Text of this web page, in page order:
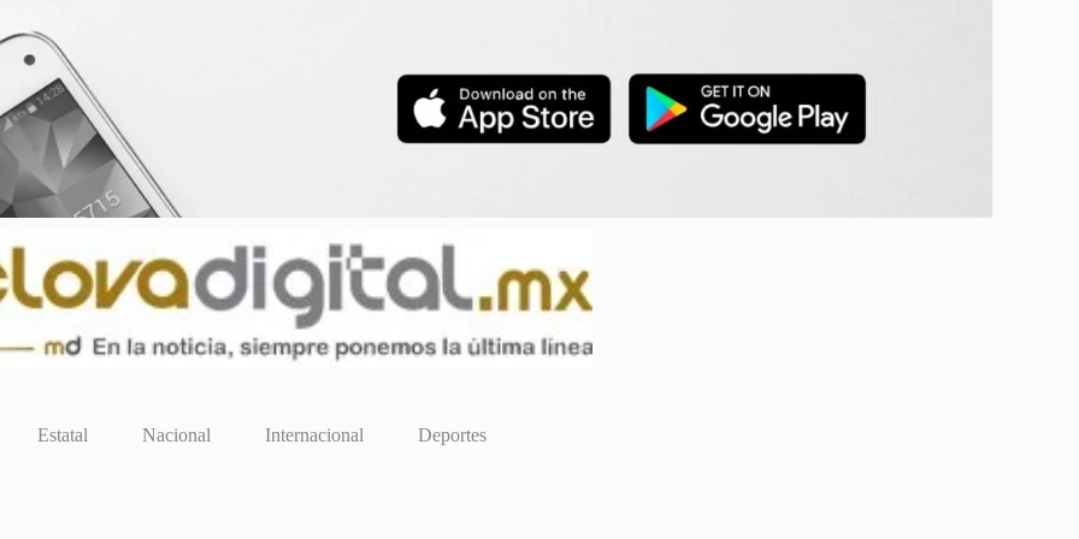
Estatal Nacional Internacional Deportes